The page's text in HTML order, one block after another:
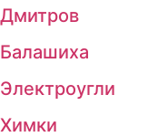
Дмитров
Балашиха
Электроугли
Химки